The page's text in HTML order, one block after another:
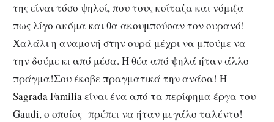
της είναι τόσο ψηλοί, που τους κοίταζα και νόμιζα
πως λίγο ακόμα και θα ακουμπούσαν τον ουρανό!
Χαλάλι η αναμονή στην ουρά μέχρι να μπούμε να
την δούμε κι από μέσα. Η θέα από ψηλά ήταν άλλο
πράγμα!Σου έκοβε πραγματικά την ανάσα! H
Sagrada Familiaείναι ένα από τα περίφημα έργα του
Gaudi, ο οποίος πρέπει να ήταν μεγάλο ταλέντο!